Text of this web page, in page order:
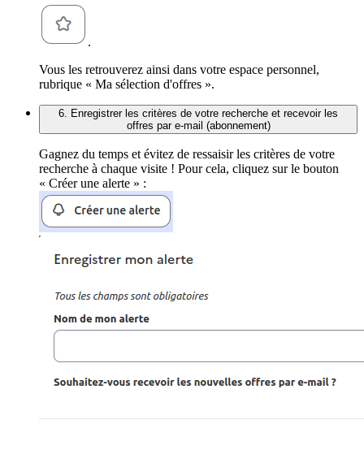
.
Vous les retrouverez ainsi dans votre espace personnel,
rubrique « Ma sélection d'offres ».
6. Enregistrer les critères de votre recherche et recevoir les
offres par e-mail (abonnement)
Gagnez du temps et évitez de ressaisir les critères de votre
recherche à chaque visite ! Pour cela, cliquez sur le bouton
« Créer une alerte » :